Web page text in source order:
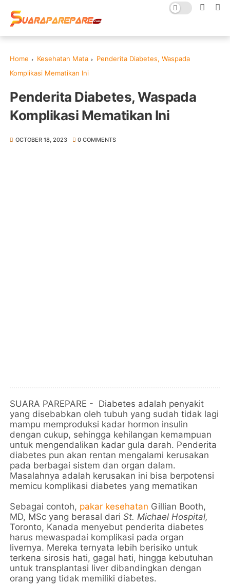
Home Kesehatan Mata
Penderita Diabetes, Waspada
Komplikasi Mematikan Ini
Penderita Diabetes, Waspada
Komplikasi Mematikan Ini
OCTOBER 18, 2023 0 COMMENTS
SUARA PAREPARE - Diabetes adalah penyakit
yang disebabkan oleh tubuh yang sudah tidak lagi
mampu memproduksi kadar hormon insulin
dengan cukup, sehingga kehilangan kemampuan
untuk mengendalikan kadar gula darah. Penderita
diabetes pun akan rentan mengalami kerusakan
pada berbagai sistem dan organ dalam.
Masalahnya adalah kerusakan ini bisa berpotensi
memicu komplikasi diabetes yang mematikan
Sebagai contoh, pakar kesehatan Gillian Booth,
MD, MSc yang berasal dariSt. Michael Hospital,
Toronto, Kanada menyebut penderita diabetes
harus mewaspadai komplikasi pada organ
livernya. Mereka ternyata lebih berisiko untuk
terkena sirosis hati, gagal hati, hingga kebutuhan
untuk transplantasi liver dibandingkan dengan
orang yang tidak memiliki diabetes.